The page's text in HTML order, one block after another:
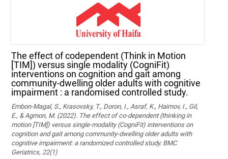
The effect of codependent (Think in Motion
[TIM]) versus single modality (CogniFit)
interventions on cognition and gait among
community-dwelling older adults with cognitive
impairment : a randomised controlled study.
Embon-Magal, S., Krasovsky, T., Doron, I., Asraf, K., Haimov, I., Gil,
E., & Agmon, M. (2022). The effect of co-dependent (thinking in
motion [TIM]) versus single-modality (CogniFit) interventions on
cognition and gait among community-dwelling older adults with
cognitive impairment: a randomized controlled study. BMC
Geriatrics, 22(1)